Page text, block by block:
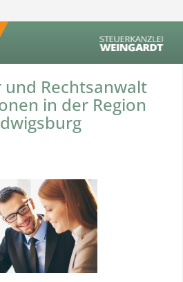
Rechtsanwalt
in der Region